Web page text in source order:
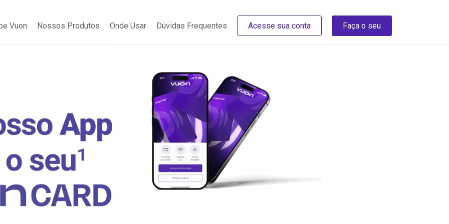
Vuon Nossos Produtos Onde Usar Dúvidas Frequentes Acesse sua conta Faça o seu